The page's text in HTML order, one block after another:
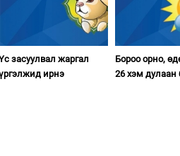
засуулвал жаргал
ирнэ
Бороо орно,
26 хэм дулаан